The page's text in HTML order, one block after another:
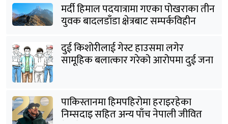
मर्दी हिमाल पदयात्रामा गएका पोखराका तीन
युवक बादलडाँडा क्षेत्रबाट सम्पर्कविहीन
दुई किशोरीलाई गेस्ट हाउसमा लगेर
सामूहिक बलात्कार गरेको आरोपमा दुई जना
पाकिस्तानमा हिमपहिरोमा हराइरहेका
निम्सदाइ सहित अन्य पाँच नेपाली जीवित